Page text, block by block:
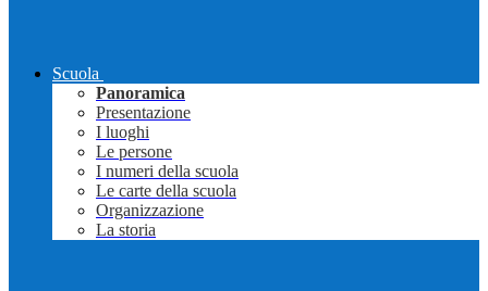
Scuola
Panoramica
Presentazione
I luoghi
Le persone
I numeri della scuola
Le carte della scuola
Organizzazione
La storia